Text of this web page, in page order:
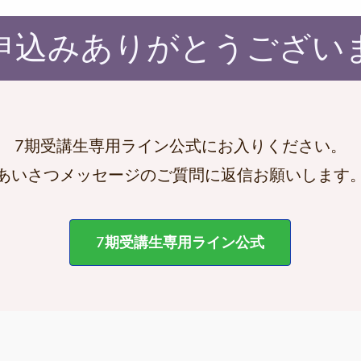
込みありがとうござい
7期受講生専用ライン公式にお入りください。
いさつメッセージのご質問に返信お願いします
7期受講生専用ライン公式